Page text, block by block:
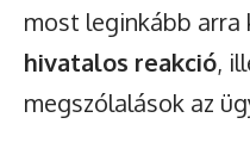
most leginkább arra
hivatalos reakció,
megszólalások az